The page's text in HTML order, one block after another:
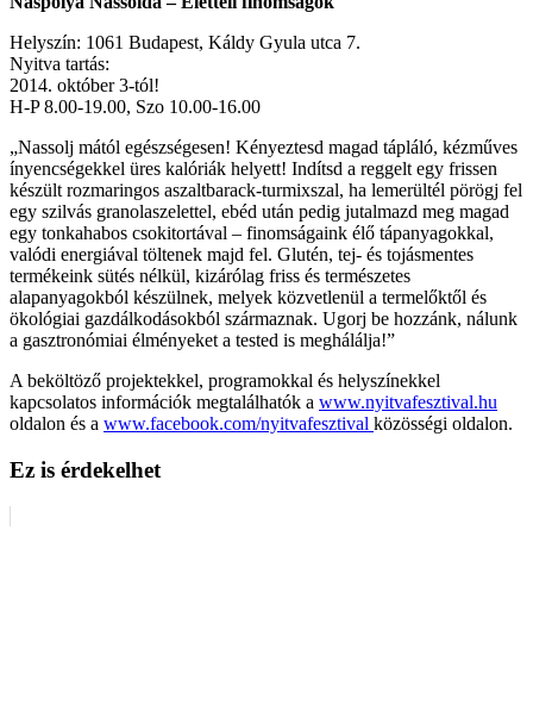
Helyszín: 1061 Budapest, Káldy Gyula utca 7.
Nyitva tartás:
2014. október 3-tól!
H-P 8.00-19.00, Szo 10.00-16.00
„Nassolj mától egészségesen! Kényeztesd magad tápláló, kézműves
ínyencségekkel üres kalóriák helyett! Indítsd a reggelt egy frissen
készült rozmaringos aszaltbarack-turmixszal, ha lemerültél pörögj fel
egy szilvás granolaszelettel, ebéd után pedig jutalmazd meg magad
egy tonkahabos csokitortával – finomságaink élő tápanyagokkal,
valódi energiával töltenek majd fel. Glutén, tej- és tojásmentes
termékeink sütés nélkül, kizárólag friss és természetes
alapanyagokból készülnek, melyek közvetlenül a termelőktől és
ökológiai gazdálkodásokból származnak. Ugorj be hozzánk, nálunk
a gasztronómiai élményeket a tested is meghálálja!”
A beköltöző projektekkel, programokkal és helyszínekkel
kapcsolatos információk megtalálhatók a www.nyitvafesztival.hu
oldalon és a www.facebook.com/nyitvafesztival közösségi oldalon.
Ez is érdekelhet